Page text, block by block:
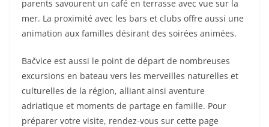
parents savourent un café en terrasse avec vue sur la
mer. La proximité avec les bars et clubs offre aussi une
animation aux familles désirant des soirées animées.
Bačvice est aussi le point de départ de nombreuses
excursions en bateau vers les merveilles naturelles et
culturelles de la région, alliant ainsi aventure
adriatique et moments de partage en famille. Pour
préparer votre visite, rendez-vous sur cette page